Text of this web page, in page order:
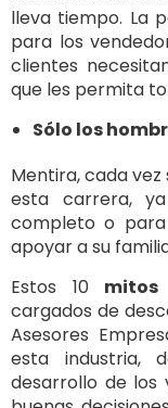
lleva tiempo. La
para los
clientes
que les permita
Sólo los
Mentira, cada vez
esta carrera,
completo o
apoyar a su
Estos 10 mitos
cargados de
Asesores
esta industria,
desarrollo de los